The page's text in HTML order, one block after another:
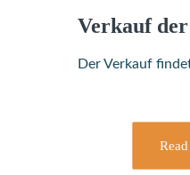
Verkauf
Der Verkauf